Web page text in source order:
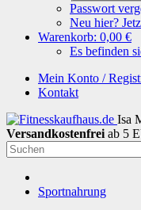
Passwort
Neu hier?
Warenkorb: 0,00 €
Es befinden
Mein Konto /
Kontakt
Isa
Versandkostenfrei ab 5
Sportnahrung